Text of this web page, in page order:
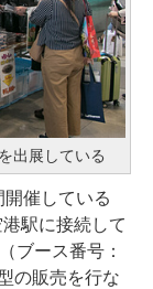
出展している
催している
駅に接続して
ブース番号：
の販売を行な